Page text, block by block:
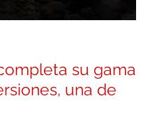
su gama
una de